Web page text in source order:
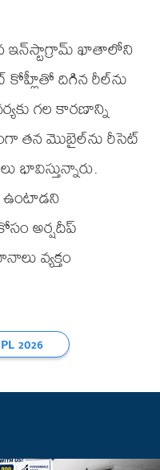
ఇన్‌స్టాగ్రామ్ ఖాతాలోని
కోహ్లీతో దిగిన రీల్‌ను
గల కారణాన్ని
త‌న మొబైల్‌ను రీసెట్
అర్ష‌దీప్
వ్య‌క్తం
2026